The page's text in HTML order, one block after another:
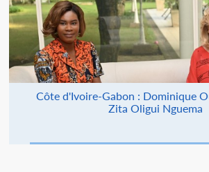
Côte d'Ivoire-Gabon : Dominique
Zita Oligui Nguema